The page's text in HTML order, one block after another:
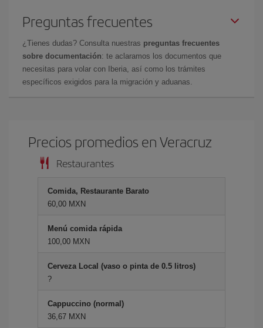
Preguntas frecuentes
¿Tienes dudas? Consulta nuestras preguntas frecuentes
sobre documentación: te aclaramos los documentos que
necesitas para volar con Iberia, así como los trámites
específicos exigidos para la migración y aduanas.
Precios promedios en Veracruz
Restaurantes
Comida, Restaurante Barato
60,00 MXN
Menú comida rápida
100,00 MXN
Cerveza Local (vaso o pinta de 0.5 litros)
?
Cappuccino (normal)
36,67 MXN